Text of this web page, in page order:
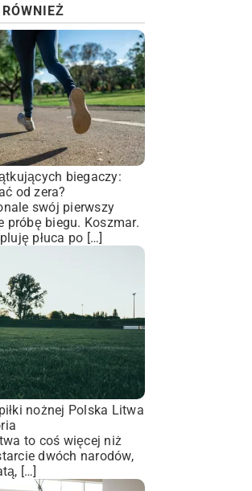
biegaczy:
od zera?
swój pierwszy
próbę biegu. Koszmar.
płuca po […]
nożnej Polska Litwa
to coś więcej niż
dwóch narodów,
[…]